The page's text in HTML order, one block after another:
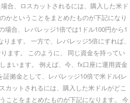
合、ロスカットされるには、購入した米ド
かということをまとめたものが下記になり
場合、レバレッジ1倍では1ドル100円から1
ます。 一方で、レバレッジ5倍にすれば、
ます。 このように、 同じ資金を持ってい
まいます。 例えば、今、fx口座に運用資金
証拠金として、レバレッジ10倍で米ドル(レ
カットされるには、購入した米ドルがどこ
ことをまとめたものが下記になります。 今